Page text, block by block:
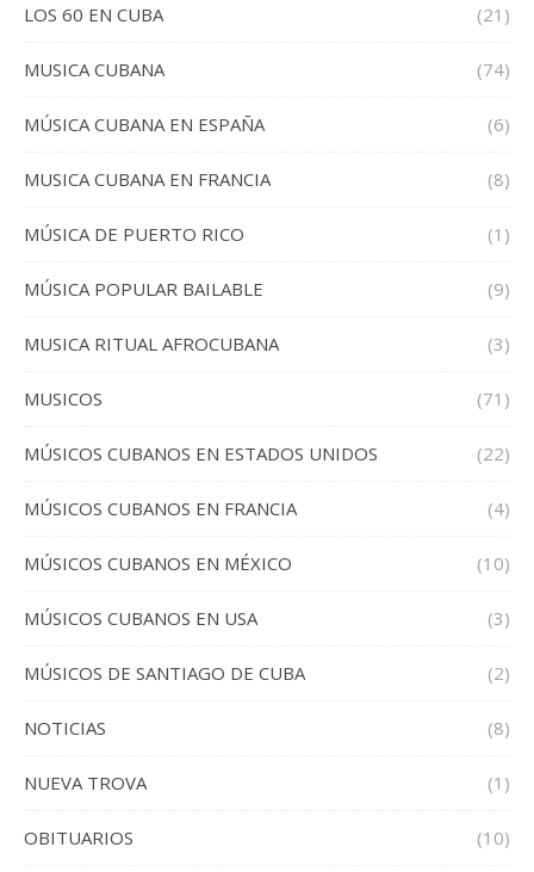
LOS 60 EN CUBA (21)
MUSICA CUBANA (74)
MÚSICA CUBANA EN ESPAÑA (6)
MUSICA CUBANA EN FRANCIA (8)
MÚSICA DE PUERTO RICO (1)
MÚSICA POPULAR BAILABLE (9)
MUSICA RITUAL AFROCUBANA (3)
MUSICOS (71)
MÚSICOS CUBANOS EN ESTADOS UNIDOS (22)
MÚSICOS CUBANOS EN FRANCIA (4)
MÚSICOS CUBANOS EN MÉXICO (10)
MÚSICOS CUBANOS EN USA (3)
MÚSICOS DE SANTIAGO DE CUBA (2)
NOTICIAS (8)
NUEVA TROVA (1)
OBITUARIOS (10)